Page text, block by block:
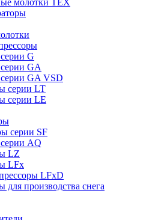
молотки TEX
G
GA
GA VSD
серии LT
серии LE
серии SF
AQ
LZ
LFx
LFxD
производства снега